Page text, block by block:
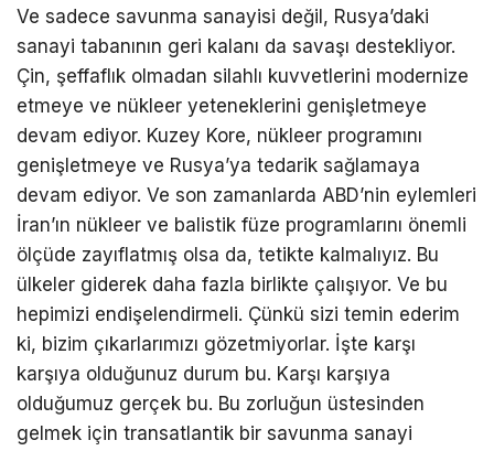
Ve sadece savunma sanayisi değil, Rusya’daki
sanayi tabanının geri kalanı da savaşı destekliyor.
Çin, şeffaflık olmadan silahlı kuvvetlerini modernize
etmeye ve nükleer yeteneklerini genişletmeye
devam ediyor. Kuzey Kore, nükleer programını
genişletmeye ve Rusya’ya tedarik sağlamaya
devam ediyor. Ve son zamanlarda ABD’nin eylemleri
İran’ın nükleer ve balistik füze programlarını önemli
ölçüde zayıflatmış olsa da, tetikte kalmalıyız. Bu
ülkeler giderek daha fazla birlikte çalışıyor. Ve bu
hepimizi endişelendirmeli. Çünkü sizi temin ederim
ki, bizim çıkarlarımızı gözetmiyorlar. İşte karşı
karşıya olduğunuz durum bu. Karşı karşıya
olduğumuz gerçek bu. Bu zorluğun üstesinden
gelmek için transatlantik bir savunma sanayi